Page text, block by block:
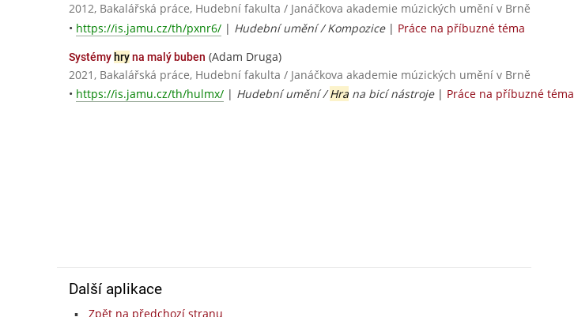
2012, Bakalářská práce, Hudební fakulta / Janáčkova akademie múzických umění v Brně
• https://is.jamu.cz/th/pxnr6/ | Hudební umění / Kompozice| Práce na příbuzné téma
Systémyhryna malý buben (Adam Druga)
2021, Bakalářská práce, Hudební fakulta / Janáčkova akademie múzických umění v Brně
• https://is.jamu.cz/th/hulmx/ | Hudební umění /Hra na bicí nástroje| Práce na příbuzné téma
Další aplikace
Zpět na předchozí stranu